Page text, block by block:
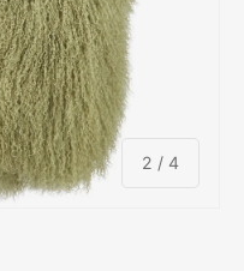
2 / van
4